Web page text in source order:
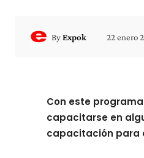
ByExpok 22 enero
Con este
capacitarse en
capacitación para